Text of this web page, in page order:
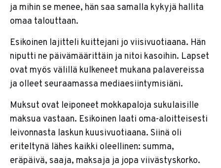
ja mihin se menee, hän saa samalla kykyjä hallita
omaa talouttaan.
Esikoinen lajitteli kuittejani jo viisivuotiaana. Hän
niputti ne päivämäärittäin ja nitoi kasoihin. Lapset
ovat myös välillä kulkeneet mukana palavereissa
ja olleet seuraamassa mediaesiintymisiäni.
Muksut ovat leiponeet mokkapaloja sukulaisille
maksua vastaan. Esikoinen laati oma-aloitteisesti
leivonnasta laskun kuusivuotiaana. Siinä oli
eriteltynä lähes kaikki oleellinen: summa,
eräpäivä, saaja, maksaja ja jopa viivästyskorko.